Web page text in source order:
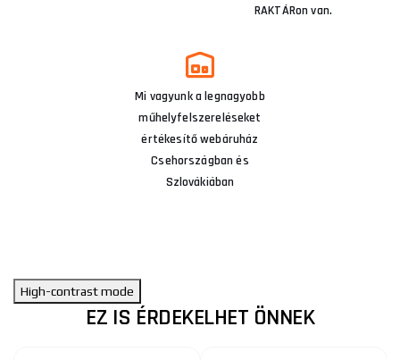
RAKTÁRon van.
Mi vagyunk a legnagyobb
műhelyfelszereléseket
értékesítő webáruház
Csehországban és
Szlovákiában
High-contrast mode
EZ IS ÉRDEKELHET ÖNNEK